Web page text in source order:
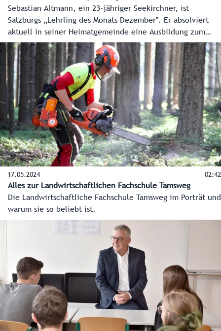
Sebastian Altmann, ein 23-jähriger Seekirchner, ist
Salzburgs „Lehrling des Monats Dezember". Er absolviert
aktuell in seiner Heimatgemeinde eine Ausbildung zum
Zimmerer bei der Ing. Theodor Winklhofer GmbH. Seit
Anfang 2024 sind das Land Salzburg und die
Wirtschaftskammer Salzburg auf der Suche nach dem
„Lehrling des Monats“ und werden dabei von einer Jury
bestehend aus Vertretern der Arbeiterkammer und der
Bildungsdirektion Salzburg unterstützt.
17.05.2024 02:42
Alles zur Landwirtschaftlichen Fachschule Tamsweg
Die Landwirtschaftliche Fachschule Tamsweg im Porträt und
warum sie so beliebt ist.